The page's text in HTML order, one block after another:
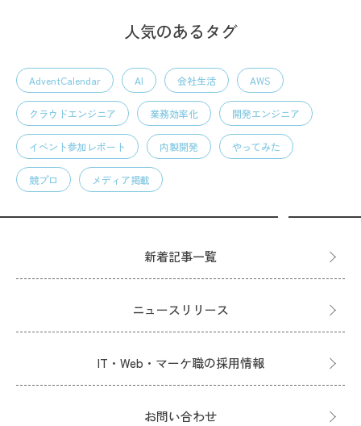
人気のあるタグ
AdventCalendar AI 会社生活 AWS
クラウドエンジニア 業務効率化 開発エンジニア
イベント参加レポート 内製開発 やってみた
競プロ メディア掲載
新着記事一覧
ニュースリリース
IT・Web・マーケ職の採用情報
お問い合わせ